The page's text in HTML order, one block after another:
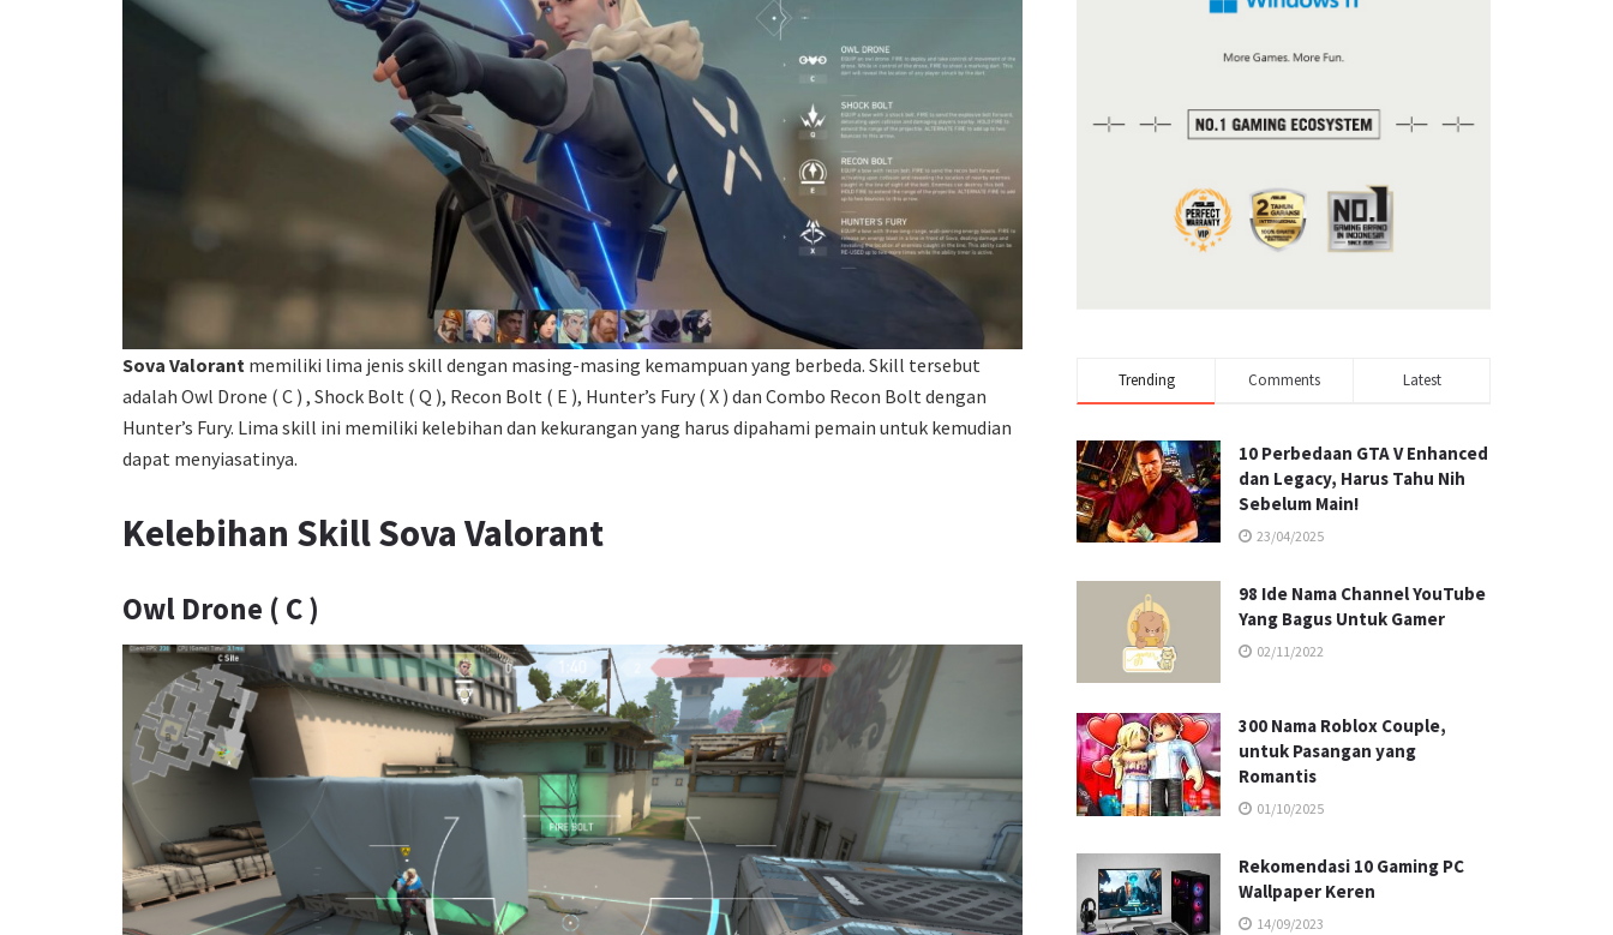
Sova Valorant memiliki lima jenis skill dengan masing-masing kemampuan yang berbeda. Skill tersebut
adalah Owl Drone ( C ) , Shock Bolt ( Q ), Recon Bolt ( E ), Hunter’s Fury ( X ) dan Combo Recon Bolt dengan
Hunter’s Fury. Lima skill ini memiliki kelebihan dan kekurangan yang harus dipahami pemain untuk kemudian
dapat menyiasatinya.
Kelebihan Skill Sova Valorant
Owl Drone ( C )
Trending Comments Latest
10 Perbedaan GTA V Enhanced
dan Legacy, Harus Tahu Nih
Sebelum Main!
23/04/2025
98 Ide Nama Channel YouTube
Yang Bagus Untuk Gamer
02/11/2022
300 Nama Roblox Couple,
untuk Pasangan yang
Romantis
01/10/2025
Rekomendasi 10 Gaming PC
Wallpaper Keren
14/09/2023